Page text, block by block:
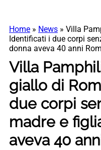
Home » News » Villa
Identificati i due corpi
donna aveva 40 anni
Villa
giallo di
due corpi
madre e
aveva 40